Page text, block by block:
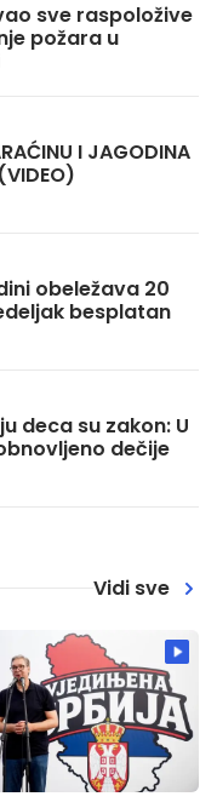
sve raspoložive
požara u
I JAGODINA
obeležava 20
besplatan
deca su zakon: U
dečije
Vidi sve